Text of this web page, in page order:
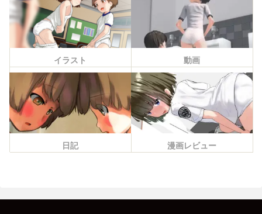
イラスト 動画
日記 漫画レビュー